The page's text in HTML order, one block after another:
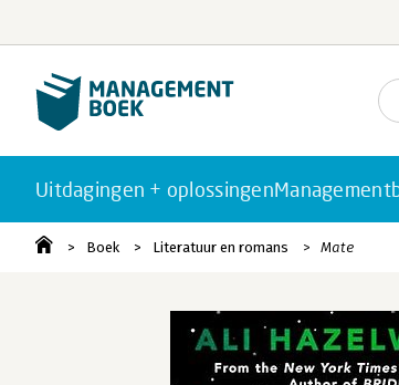
Uitdagingen + oplossingen
Boek Literatuur en romans Mate